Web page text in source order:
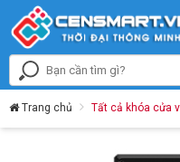
Trang chủ Tất cả khóa cửa